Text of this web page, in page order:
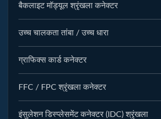
बैकलाइट मॉड्यूल श्रृंखला कनेक्टर
उच्च चालकता तांबा / उच्च धारा
ग्राफिक्स कार्ड कनेक्टर
FFC / FPC श्रृंखला कनेक्टर
इंसुलेशन डिस्प्लेसमेंट कनेक्टर (IDC) श्रृंखला